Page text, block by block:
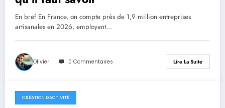
En bref En France, on compte près de 1,9 million entreprises
artisanales en 2026, employant…
Olivier 0 Commentaires Lire La Suite
22 juin 2026
CRÉATION D'ACTIVITÉ